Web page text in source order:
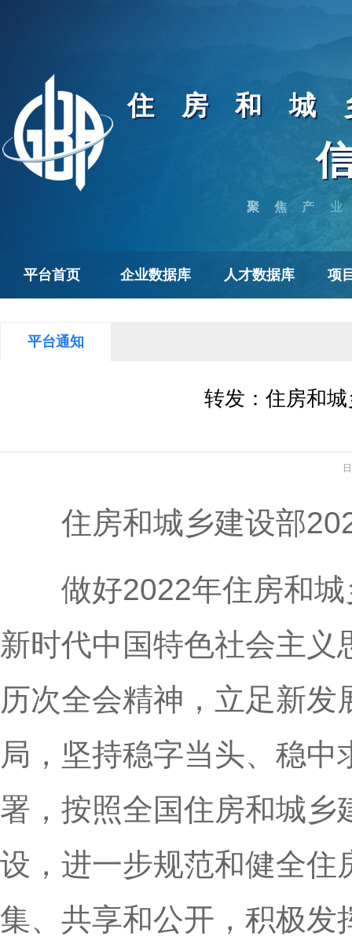
住房和
聚焦产
平台首页 企业数据库 人才数据库 项
平台通知
转发：住房和
住房和城乡建设部
做好2022年住房和城
新时代中国特色社会主
历次全会精神，立足新
局，坚持稳字当头、稳
署，按照全国住房和城乡
设，进一步规范和健全住
集、共享和公开，积极发